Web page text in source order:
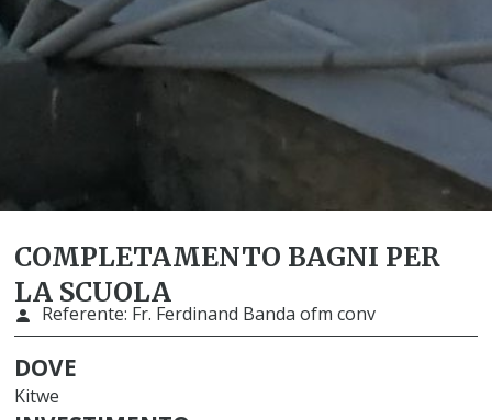
COMPLETAMENTO BAGNI PER
LA SCUOLA
Referente: Fr. Ferdinand Banda ofm conv
DOVE
Kitwe